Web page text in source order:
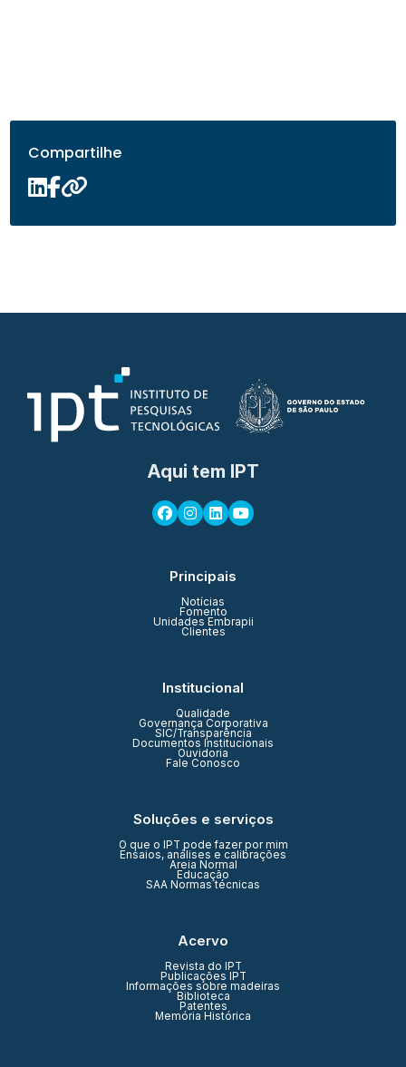
Compartilhe
Aqui tem IPT
Principais
Notícias
Fomento
Unidades Embrapii
Clientes
Institucional
Qualidade
Governança Corporativa
SIC/Transparência
Documentos Institucionais
Ouvidoria
Fale Conosco
Soluções e serviços
O que o IPT pode fazer por mim
Ensaios, análises e calibrações
Areia Normal
Educação
SAA Normas técnicas
Acervo
Revista do IPT
Publicações IPT
Informações sobre madeiras
Biblioteca
Patentes
Memória Histórica